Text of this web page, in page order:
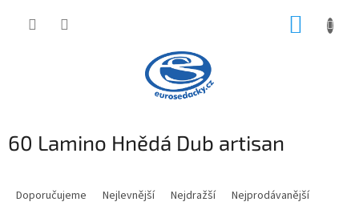
60 Lamino Hnědá Dub artisan
Doporučujeme Nejlevnější Nejdražší
Nejprodávanější